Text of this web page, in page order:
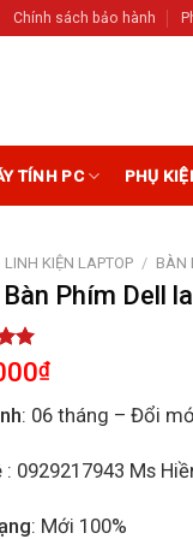
Chính sách bảo hành
TÍNH PC PHỤ
LINH KIỆN LAPTOP / BÀN
Phím Dell
₫
: 06 tháng – Đổi
: 0929217943 Ms
: Mới 100%